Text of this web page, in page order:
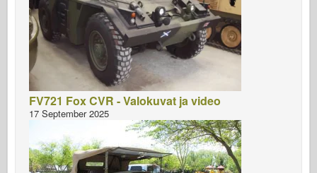
FV721 Fox CVR - Valokuvat ja video
17 September 2025